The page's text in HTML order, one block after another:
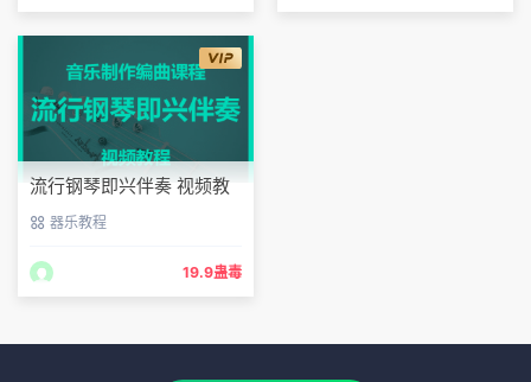
流行钢琴即兴伴奏 视频教
程 器乐教程
19.9蛊毒